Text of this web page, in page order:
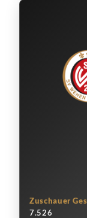
Zuschauer
7.526